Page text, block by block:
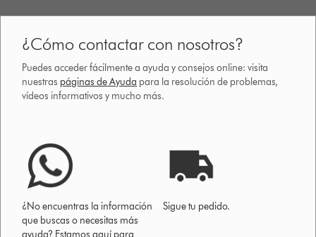
¿Cómo contactar con nosotros?
Puedes acceder fácilmente a ayuda y consejos online: visita
nuestras páginas de Ayuda para la resolución de problemas,
vídeos informativos y mucho más.
¿No encuentras la información
que buscas o necesitas más
ayuda? Estamos aquí para
Sigue tu pedido.